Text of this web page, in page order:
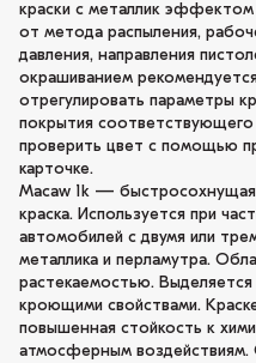
краски с металлик эффектом
от метода распыления,
давления, направления
окрашиванием
отрегулировать параметры
покрытия
проверить цвет с помощью
карточке.
Macaw 1k —
краска. Используется при
автомобилей с двумя или
металлика и перламутра.
растекаемостью.
кроющими свойствами.
повышенная стойкость к
атмосферным